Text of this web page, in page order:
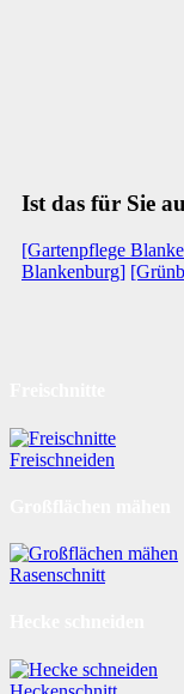
Ist das für Sie
[Gartenpflege
Blankenburg]
Freischneiden
Rasenschnitt